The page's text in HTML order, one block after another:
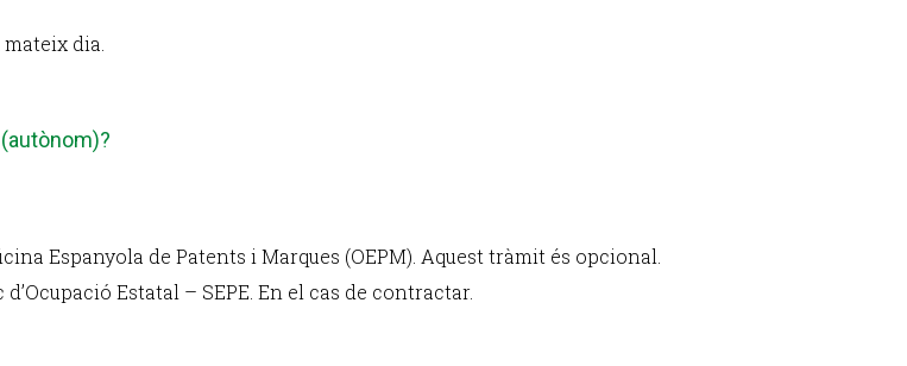
dia.
Espanyola de Patents i Marques (OEPM). Aquest tràmit és opcional.
Estatal – SEPE. En el cas de contractar.